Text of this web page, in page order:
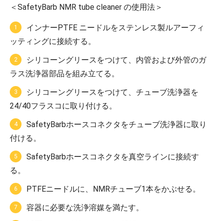
＜SafetyBarb NMR tube cleaner の使用法＞
インナーPTFE ニードルをステンレス製ルアーフィ
ッティングに接続する。
シリコーングリースをつけて、内管および外管のガ
ラス洗浄器部品を組み立てる。
シリコーングリースをつけて、チューブ洗浄器を
24/40フラスコに取り付ける。
SafetyBarbホースコネクタをチューブ洗浄器に取り
付ける。
SafetyBarbホースコネクタを真空ラインに接続す
る。
PTFEニードルに、NMRチューブ1本をかぶせる。
容器に必要な洗浄溶媒を満たす。